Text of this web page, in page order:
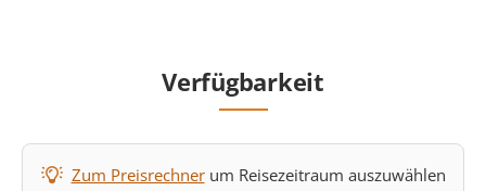
Verfügbarkeit
Zum Preisrechnerum Reisezeitraum auszuwählen